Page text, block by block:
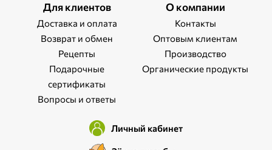
Для клиентов
Доставка и оплата
Возврат и обмен
Рецепты
Подарочные
сертификаты
Вопросы и ответы
О компании
Контакты
Оптовым клиентам
Производство
Органические продукты
Личный кабинет